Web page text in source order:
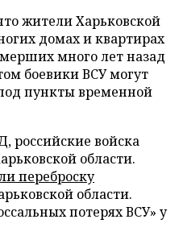
жители Харьковской
домах и квартирах
много лет назад
боевики ВСУ могут
пункты временной
российские войска
области.
переброску
области.
потерях ВСУ» у